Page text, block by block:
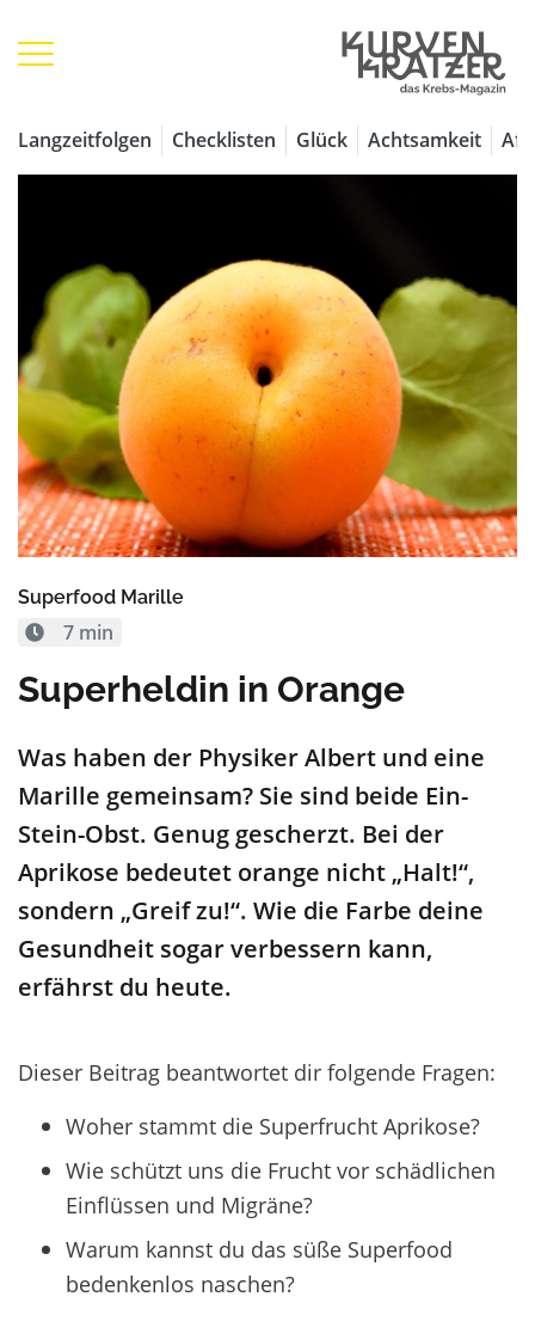
Langzeitfolgen Checklisten Glück Achtsamkeit
Superfood Marille
7 min
Superheldin in Orange
Was haben der Physiker Albert und eine
Marille gemeinsam? Sie sind beide Ein-
Stein-Obst. Genug gescherzt. Bei der
Aprikose bedeutet orange nicht „Halt!“,
sondern „Greif zu!“. Wie die Farbe deine
Gesundheit sogar verbessern kann,
erfährst du heute.
Dieser Beitrag beantwortet dir folgende Fragen:
Woher stammt die Superfrucht Aprikose?
Wie schützt uns die Frucht vor schädlichen
Einflüssen und Migräne?
Warum kannst du das süße Superfood
bedenkenlos naschen?